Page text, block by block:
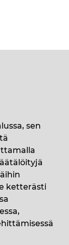
sen
ketterästi